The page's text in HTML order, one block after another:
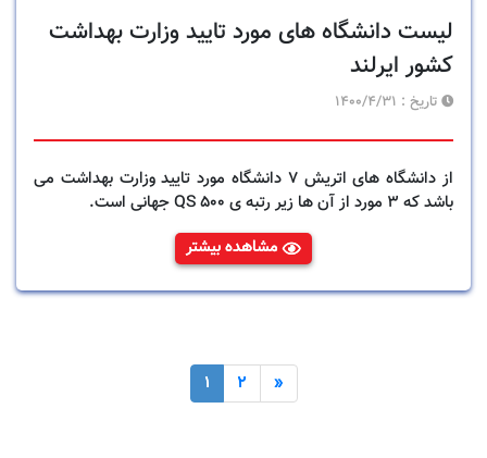
لیست دانشگاه های مورد تایید وزارت بهداشت
کشور ایرلند
تاریخ : 1400/4/31
از دانشگاه های اتریش 7 دانشگاه مورد تایید وزارت بهداشت می
باشد که 3 مورد از آن ها زیر رتبه ی 500 QS جهانی است.
مشاهده بیشتر
1 2 »